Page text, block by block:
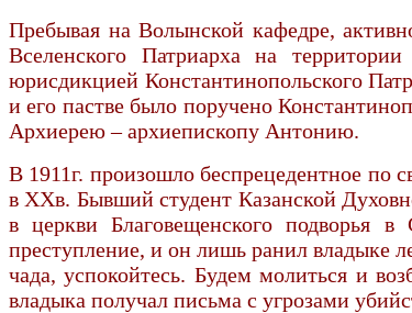
Пребывая на Волынской кафедре,
Вселенского Патриарха на
юрисдикцией Константинопольского
и его пастве было поручено
Архиерею – архиепископу Антонию.
В 1911г. произошло беспрецедентное по
в ХХв. Бывший студент Казанской
в церкви Благовещенского подворья
преступление, и он лишь ранил владыке
чада, успокойтесь. Будем молиться и
владыка получал письма с угрозами